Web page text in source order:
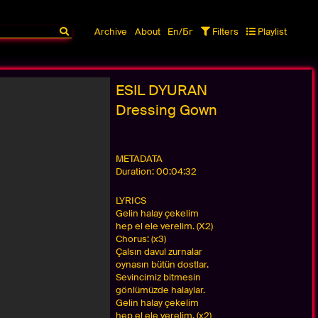
Archive About En/Бг Filters Playlist
ESIL DYURAN
Dressing Gown
METADATA
Duration:00:04:32
LYRICS
Gelin halay çekelim
hep el ele verelim. (X2)
Chorus: (x3)
Çalsın davul zurnalar
oynasın bütün dostlar.
Sevincimiz bitmesin
gönlümüzde halaylar.
Gelin halay çekelim
hep el ele verelim. (x2)